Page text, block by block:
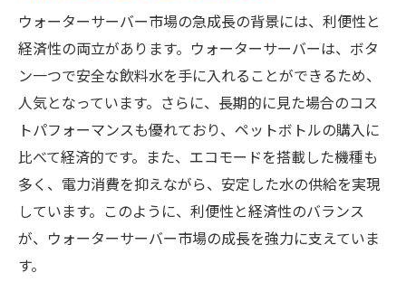
ウォーターサーバー導入前に知っておくべき重
要ポイントと注意事項
契約前に確認すべき重要事項
設置環境に応じた準備と注意点
メンテナンスの頻度とその重要性
解約時の注意事項とトラブル回避法
電気代と消費電力の考慮
ウォーターサーバーの機能性に注目！選ぶ際の
切り札とは
ウォーターサーバー市場の急成長の背景には、利便性と
経済性の両立があります。ウォーターサーバーは、ボタ
ン一つで安全な飲料水を手に入れることができるため、
人気となっています。さらに、長期的に見た場合のコス
トパフォーマンスも優れており、ペットボトルの購入に
比べて経済的です。また、エコモードを搭載した機種も
多く、電力消費を抑えながら、安定した水の供給を実現
しています。このように、利便性と経済性のバランス
が、ウォーターサーバー市場の成長を強力に支えていま
す。